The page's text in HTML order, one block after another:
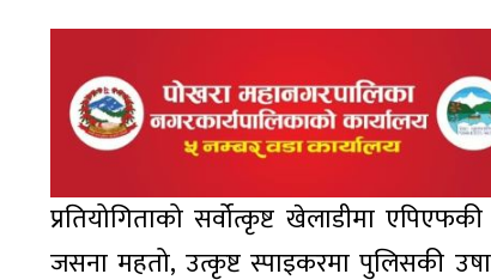
प्रतियोगिताको सर्वोत्कृष्ट खेलाडीमा
जसना महतो, उत्कृष्ट स्पाइकरमा पुलिसकी